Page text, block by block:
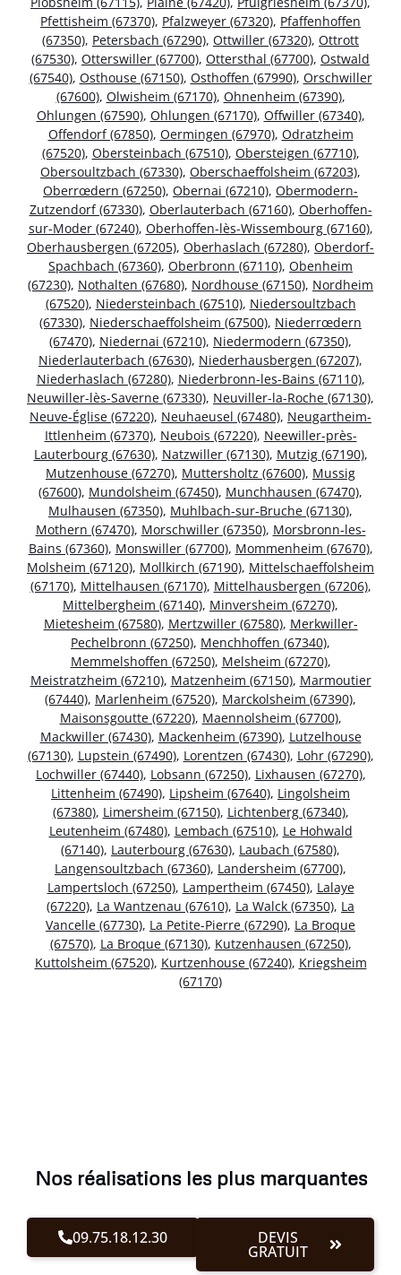
Pfettisheim (67370), Pfalzweyer (67320), Pfaffenhoffen
(67350), Petersbach (67290), Ottwiller (67320), Ottrott
(67530), Otterswiller (67700), Ottersthal (67700), Ostwald
(67540), Osthouse (67150), Osthoffen (67990), Orschwiller
(67600), Olwisheim (67170), Ohnenheim (67390),
Ohlungen (67590), Ohlungen (67170), Offwiller (67340),
Offendorf (67850), Oermingen (67970), Odratzheim
(67520), Obersteinbach (67510), Obersteigen (67710),
Obersoultzbach (67330), Oberschaeffolsheim (67203),
Oberrœdern (67250), Obernai (67210), Obermodern-
Zutzendorf (67330), Oberlauterbach (67160), Oberhoffen-
sur-Moder (67240), Oberhoffen-lès-Wissembourg (67160),
Oberhausbergen (67205), Oberhaslach (67280), Oberdorf-
Spachbach (67360), Oberbronn (67110), Obenheim
(67230), Nothalten (67680), Nordhouse (67150), Nordheim
(67520), Niedersteinbach (67510), Niedersoultzbach
(67330), Niederschaeffolsheim (67500), Niederrœdern
(67470), Niedernai (67210), Niedermodern (67350),
Niederlauterbach (67630), Niederhausbergen (67207),
Niederhaslach (67280), Niederbronn-les-Bains (67110),
Neuwiller-lès-Saverne (67330), Neuviller-la-Roche (67130),
Neuve-Église (67220), Neuhaeusel (67480), Neugartheim-
Ittlenheim (67370), Neubois (67220), Neewiller-près-
Lauterbourg (67630), Natzwiller (67130), Mutzig (67190),
Mutzenhouse (67270), Muttersholtz (67600), Mussig
(67600), Mundolsheim (67450), Munchhausen (67470),
Mulhausen (67350), Muhlbach-sur-Bruche (67130),
Mothern (67470), Morschwiller (67350), Morsbronn-les-
Bains (67360), Monswiller (67700), Mommenheim (67670),
Molsheim (67120), Mollkirch (67190), Mittelschaeffolsheim
(67170), Mittelhausen (67170), Mittelhausbergen (67206),
Mittelbergheim (67140), Minversheim (67270),
Mietesheim (67580), Mertzwiller (67580), Merkwiller-
Pechelbronn (67250), Menchhoffen (67340),
Memmelshoffen (67250), Melsheim (67270),
Meistratzheim (67210), Matzenheim (67150), Marmoutier
(67440), Marlenheim (67520), Marckolsheim (67390),
Maisonsgoutte (67220), Maennolsheim (67700),
Mackwiller (67430), Mackenheim (67390), Lutzelhouse
(67130), Lupstein (67490), Lorentzen (67430), Lohr (67290),
Lochwiller (67440), Lobsann (67250), Lixhausen (67270),
Littenheim (67490), Lipsheim (67640), Lingolsheim
(67380), Limersheim (67150), Lichtenberg (67340),
Leutenheim (67480), Lembach (67510), Le Hohwald
(67140), Lauterbourg (67630), Laubach (67580),
Langensoultzbach (67360), Landersheim (67700),
Lampertsloch (67250), Lampertheim (67450), Lalaye
(67220), La Wantzenau (67610), La Walck (67350), La
Vancelle (67730), La Petite-Pierre (67290), La Broque
(67570), La Broque (67130), Kutzenhausen (67250),
Kuttolsheim (67520), Kurtzenhouse (67240), Kriegsheim
(67170)
Nos réalisations les plus marquantes
09.75.18.12.30 DEVIS
GRATUIT